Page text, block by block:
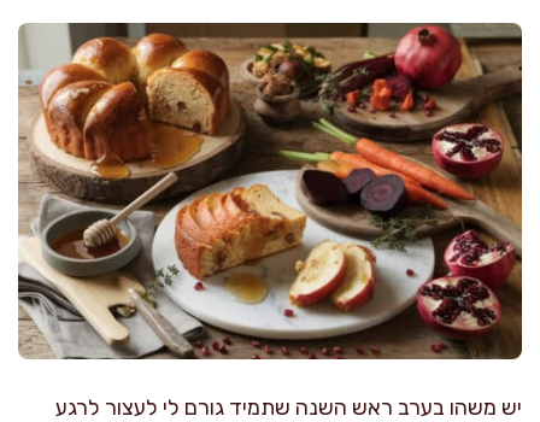
יש משהו בערב ראש השנה שתמיד גורם לי לעצור לרגע